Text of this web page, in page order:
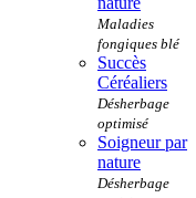
Succès
Céréaliers
Soigneur par
nature